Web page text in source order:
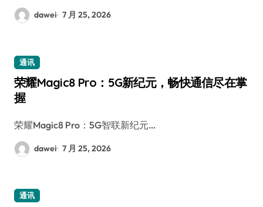
dawei 7 月 25, 2026
通讯
荣耀Magic8 Pro：5G新纪元，畅快通信尽在掌
握
荣耀Magic8 Pro：5G智联新纪元…
dawei 7 月 25, 2026
通讯